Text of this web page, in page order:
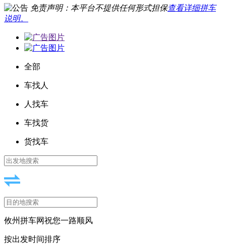
免责声明：本平台不提供任何形式担保查看详细拼车
说明。
全部
车找人
人找车
车找货
货找车
攸州拼车网祝您一路顺风
按出发时间排序